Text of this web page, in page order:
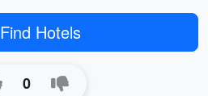
Find Hotels
0